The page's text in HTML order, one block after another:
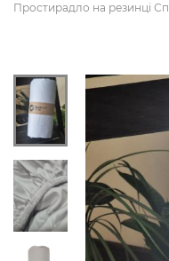
Простирадло на резинці